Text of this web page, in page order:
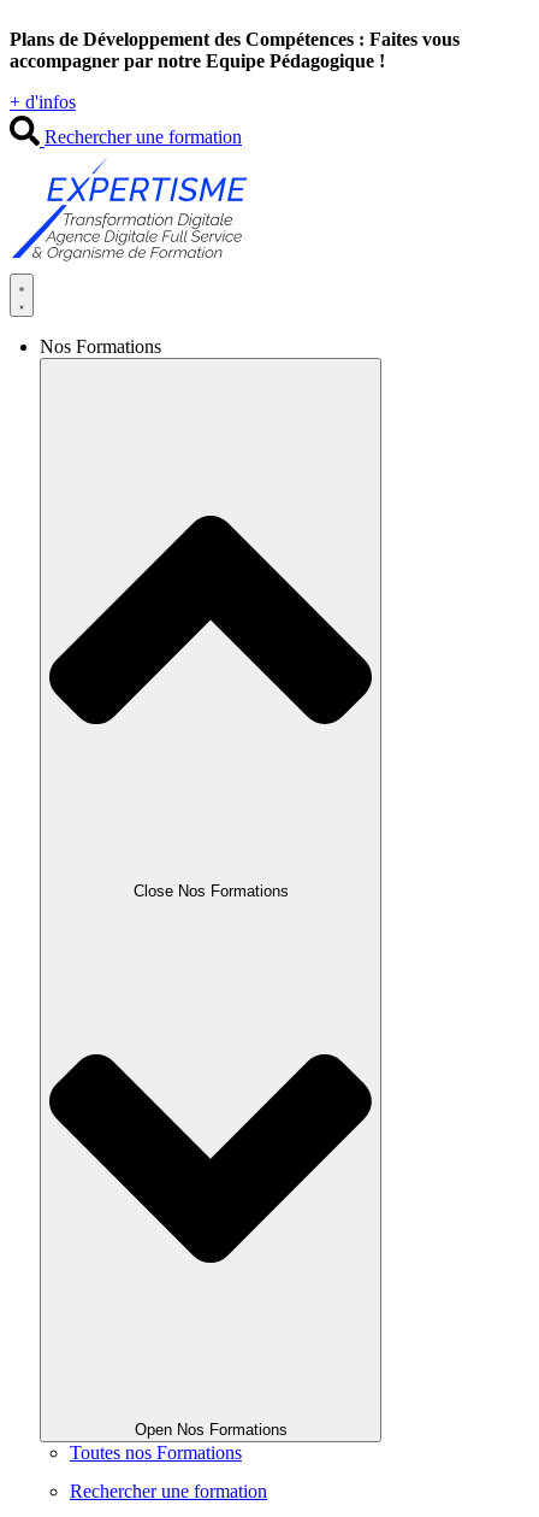
au
contenu
Plans de Développement des Compétences : Faites vous
accompagner par notre Equipe Pédagogique !
+ d'infos
Rechercher une formation
Nos Formations
Close Nos Formations
Open Nos Formations
Toutes nos Formations
Rechercher une formation